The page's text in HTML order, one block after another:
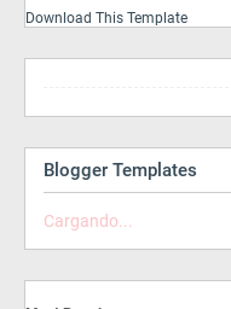
Download This Template
Blogger Templates
Cargando...